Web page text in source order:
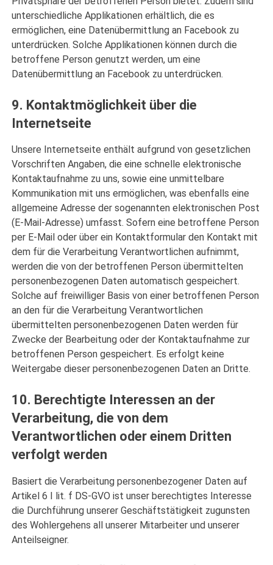
unterschiedliche Applikationen erhältlich, die es
ermöglichen, eine Datenübermittlung an Facebook zu
unterdrücken. Solche Applikationen können durch die
betroffene Person genutzt werden, um eine
Datenübermittlung an Facebook zu unterdrücken.
9. Kontaktmöglichkeit über die
Internetseite
Unsere Internetseite enthält aufgrund von gesetzlichen
Vorschriften Angaben, die eine schnelle elektronische
Kontaktaufnahme zu uns, sowie eine unmittelbare
Kommunikation mit uns ermöglichen, was ebenfalls eine
allgemeine Adresse der sogenannten elektronischen Post
(E-Mail-Adresse) umfasst. Sofern eine betroffene Person
per E-Mail oder über ein Kontaktformular den Kontakt mit
dem für die Verarbeitung Verantwortlichen aufnimmt,
werden die von der betroffenen Person übermittelten
personenbezogenen Daten automatisch gespeichert.
Solche auf freiwilliger Basis von einer betroffenen Person
an den für die Verarbeitung Verantwortlichen
übermittelten personenbezogenen Daten werden für
Zwecke der Bearbeitung oder der Kontaktaufnahme zur
betroffenen Person gespeichert. Es erfolgt keine
Weitergabe dieser personenbezogenen Daten an Dritte.
10. Berechtigte Interessen an der
Verarbeitung, die von dem
Verantwortlichen oder einem Dritten
verfolgt werden
Basiert die Verarbeitung personenbezogener Daten auf
Artikel 6 I lit. f DS-GVO ist unser berechtigtes Interesse
die Durchführung unserer Geschäftstätigkeit zugunsten
des Wohlergehens all unserer Mitarbeiter und unserer
Anteilseigner.